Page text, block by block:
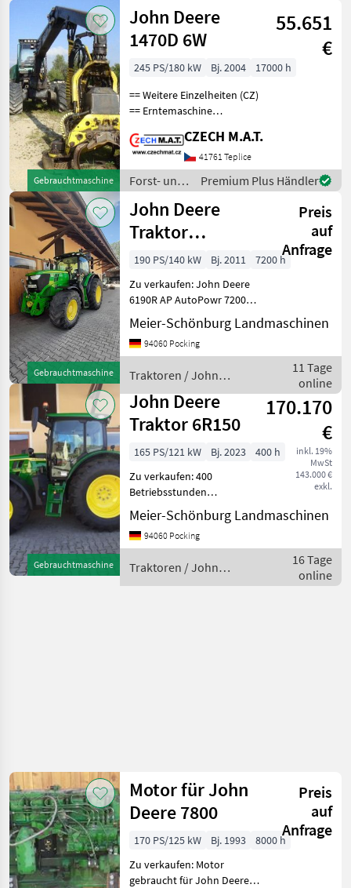
/ John
Deere
Gebrauchtmaschine
John Deere
1470D 6W
55.651
€
245 PS/180 kW Bj. 2004
17000 h
== Weitere Einzelheiten (CZ)
== Erntemaschine
Timberjack Jahr 2004
(Modell wurde nur 2002-
2006 produziert) 17 000
Motorstunden keine
unnötige El
CZECH M.A.T.
41761 Teplice
Forst- und
Holztechnik
/ John
Deere
Premium Plus Händler
Gebrauchtmaschine
John Deere
Traktor
gebraucht 6190R
AutoPowr
Preis
auf
Anfrage
190 PS/140 kW Bj. 2011
7200 h
Zu verkaufen: John Deere
6190R AP AutoPowr 7200
Std, sofort verfügbar, AHK
höhenverstellbar, feste K80,
Starfire Vorbereitung,
Sensin
Meier-Schönburg Landmaschinen
94060 Pocking
Traktoren / John
Deere
11 Tage
online
Gebrauchtmaschine
John Deere
Traktor 6R150
170.170
€
inkl. 19%
MwSt
143.000 €
exkl.
165 PS/121 kW Bj. 2023
400 h
Zu verkaufen: 400
Betriebsstunden
JohnDeere 6R150 4
Zylinder, super Traktor,
Zustand wie neu AutoPowr
ComfortView-Kabine
CommandARM
Meier-Schönburg Landmaschinen
94060 Pocking
Traktoren / John
Deere
16 Tage
online
Motor für John
Deere 7800
Preis
auf
Anfrage
170 PS/125 kW Bj. 1993
8000 h
Zu verkaufen: Motor
gebraucht für John Deere